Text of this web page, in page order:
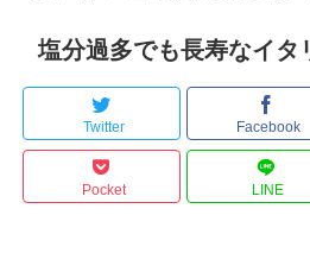
塩分過多でも長寿なイタ
Twitter Facebook
Pocket LINE